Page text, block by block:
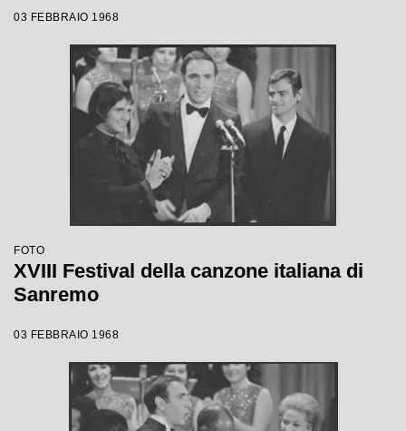
03 FEBBRAIO 1968
FOTO
XVIII Festival della canzone italiana di
Sanremo
03 FEBBRAIO 1968